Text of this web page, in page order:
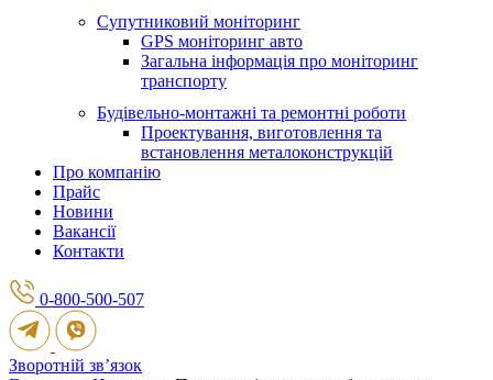
Супутниковий моніторинг
GPS моніторинг авто
Загальна інформація про моніторинг
транспорту
Будівельно-монтажні та ремонтні роботи
Проектування, виготовлення та
встановлення металоконструкцій
Про компанію
Прайс
Новини
Вакансії
Контакти
0-800-500-507
Зворотній зв’язок